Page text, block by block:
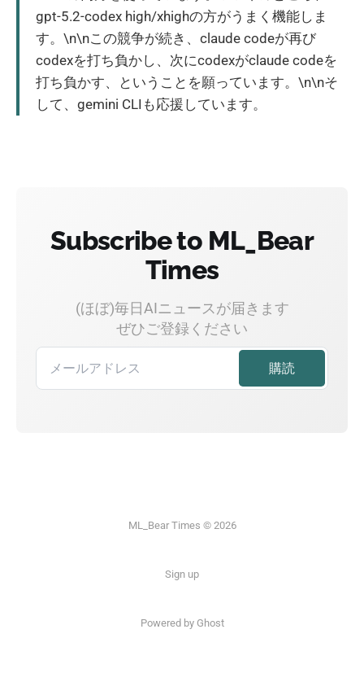
gpt-5.2-codex high/xhighの方がうまく機能しま
す。\n\nこの競争が続き、claude codeが再び
codexを打ち負かし、次にcodexがclaude codeを
打ち負かす、ということを願っています。\n\nそ
して、gemini CLIも応援しています。
Subscribe to ML_Bear
Times
(ほぼ)毎日AIニュースが届きます
ぜひご登録ください
ML_Bear Times © 2026
Sign up
Powered by Ghost